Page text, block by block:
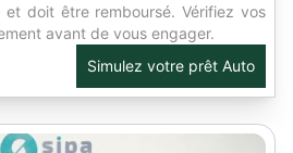
doit être remboursé. Vérifiez vos
avant de vous engager.
Simulez votre prêt Auto